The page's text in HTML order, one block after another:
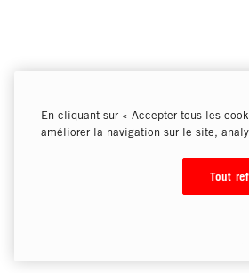
En cliquant sur « Accepter tous les
améliorer la navigation sur le site,
Tout